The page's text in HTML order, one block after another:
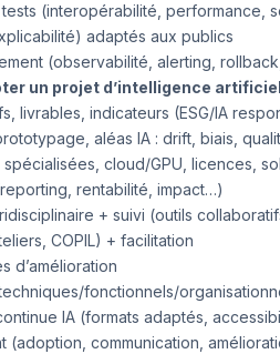
(interopérabilité, performance,
adaptés aux publics
(observabilité, alerting,
un projet d’intelligence
livrables, indicateurs (ESG/IA
aléas IA : drift, biais,
cloud/GPU, licences,
rentabilité, impact…)
+ suivi (outils
COPIL) + facilitation
d’amélioration
fonctionnels/
IA (formats adaptés,
(adoption, communication,